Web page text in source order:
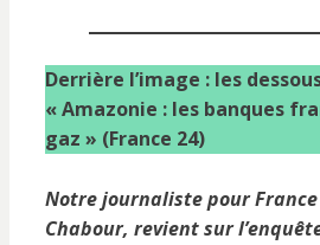
Derrière l’image : les
« Amazonie : les banques
gaz » (France 24)
Notre journaliste pour
Chabour, revient sur